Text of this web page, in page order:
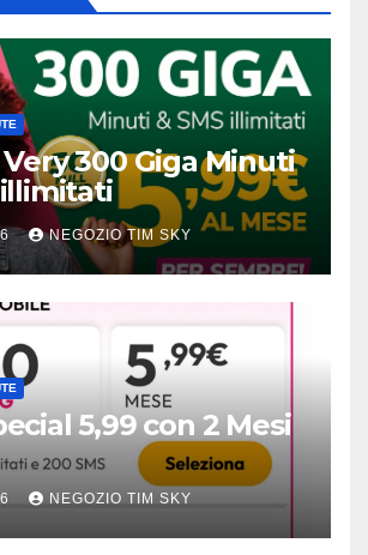
Very 300 Giga Minuti
NEGOZIO TIM SKY
5,99 con 2 Mesi
NEGOZIO TIM SKY